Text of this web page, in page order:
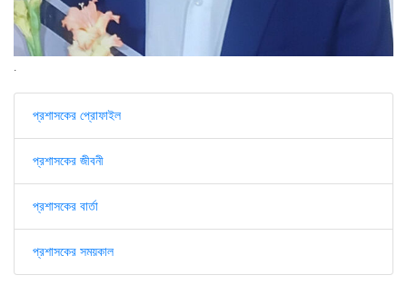
.
প্রশাসকের প্রোফাইল
প্রশাসকের জীবনী
প্রশাসকের বার্তা
প্রশাসকের সময়কাল